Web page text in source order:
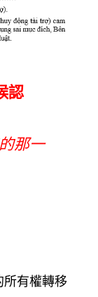
認
那一
所有權轉移